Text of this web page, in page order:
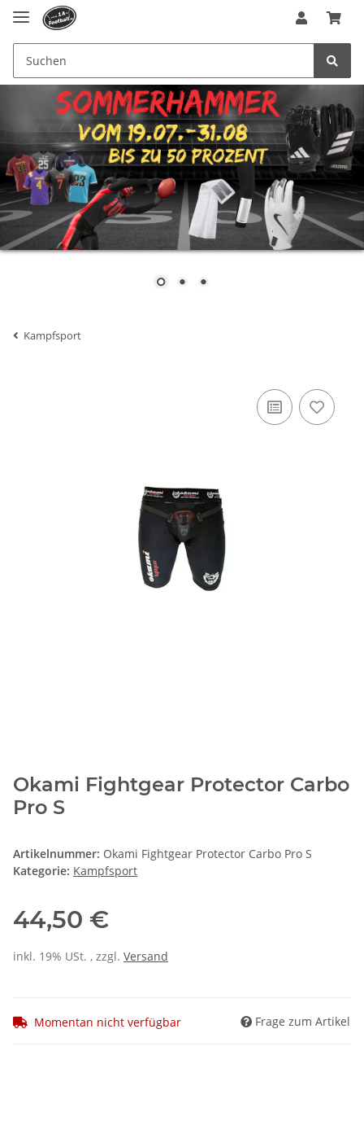
Kampfsport
Okami Fightgear Protector Carbo
Pro S
Artikelnummer: Okami Fightgear Protector Carbo Pro S
Kategorie: Kampfsport
44,50 €
inkl. 19% USt. , zzgl. Versand
Momentan nicht verfügbar Frage zum Artikel